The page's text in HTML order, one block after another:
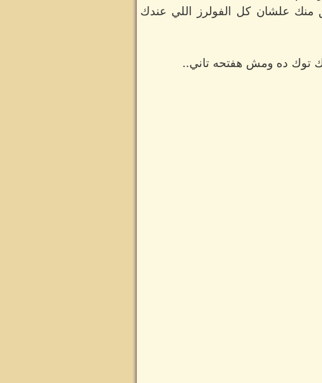
علشان كل الفولرز اللي عندك
توك ده ومش هفتحه تاني..